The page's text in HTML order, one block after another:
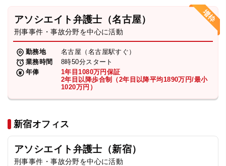
アソシエイト弁護士（名古屋）
刑事事件・事故分野を中心に活動
勤務地
名古屋（名古屋駅すぐ）
業務時間
8時50分スタート
年俸
1年目1080万円保証
2年目以降歩合制（2年目以降平均1890万円/最小
1020万円）
新宿オフィス
アソシエイト弁護士（新宿）
刑事事件・事故分野を中心に活動
弁護士・税理士
費用
求人採用
お知らせ